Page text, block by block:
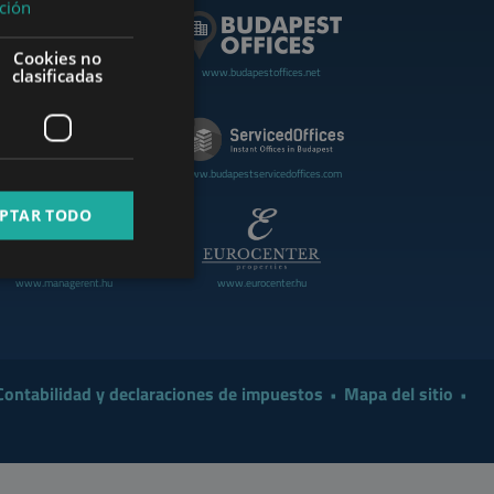
www.budapestoffices.net
www.budapestservicedoffices.com
www.managerent.hu
www.eurocenter.hu
y declaraciones de impuestos
Mapa del sitio
FRENCH
ARABIC
Cookies no
clasificadas
TODO